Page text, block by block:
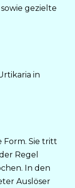
gezielte
in
Form. Sie tritt
Regel
In den
Auslöser